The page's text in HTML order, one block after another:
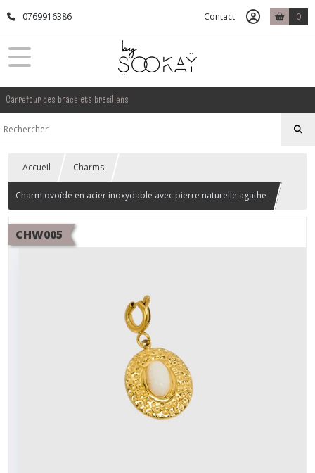
0769916386 Contact 0
Carrefour des bracelets bresiliens
Accueil Charms
Charm ovoïde en acier inoxydable avec pierre naturelle agathe
CHW005